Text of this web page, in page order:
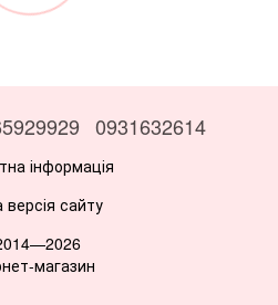
0931632614
інформація
версія сайту
магазин